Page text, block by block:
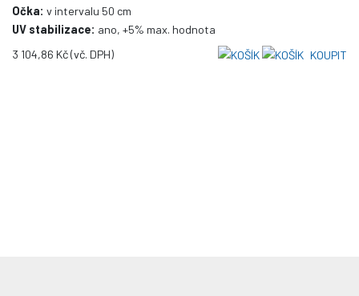
Očka: v intervalu 50 cm
UV stabilizace: ano, +5% max. hodnota
3 104,86 Kč(vč. DPH) KOUPIT